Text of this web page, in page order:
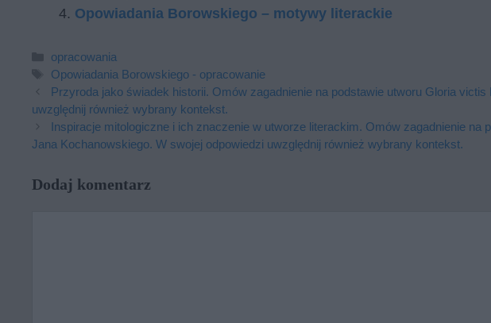
Opowiadania Borowskiego – motywy literackie
Kategorie
opracowania
Tagi
Opowiadania Borowskiego - opracowanie
Przyroda jako świadek historii. Omów zagadnienie na podstawie utworu Gloria
uwzględnij również wybrany kontekst.
Inspiracje mitologiczne i ich znaczenie w utworze literackim. Omów zagadnienie na
Jana Kochanowskiego. W swojej odpowiedzi uwzględnij również wybrany kontekst.
Dodaj komentarz